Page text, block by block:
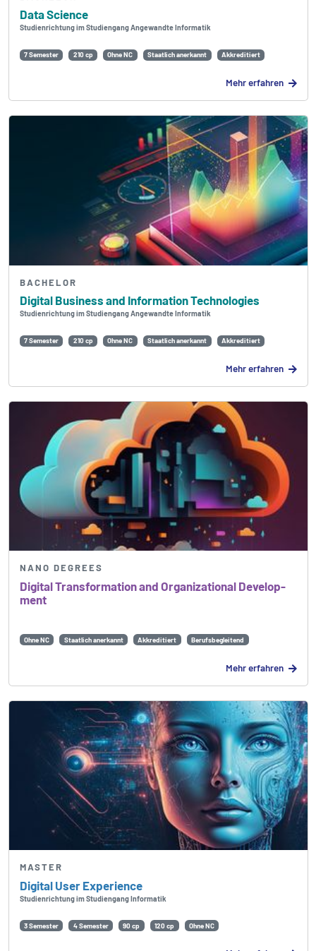
Data Science
Studienrichtung im Studiengang Angewandte Informatik
7 Semester 210 cp Ohne NC Staatlich anerkannt Akkreditiert
Mehr erfahren
Digital Business and Information Technologies
Studienrichtung im Studiengang Angewandte Informatik
BACHELOR
7 Semester 210 cp Ohne NC Staatlich anerkannt Akkreditiert
Mehr erfahren
Digital Trans­formation and Organi­zational Develop­
ment
NANO DEGREES
Ohne NC Staatlich anerkannt Akkreditiert Berufsbegleitend
Mehr erfahren
Digital User Experience
Studienrichtung im Studiengang Informatik
MASTER
3 Semester 4 Semester 90 cp 120 cp Ohne NC